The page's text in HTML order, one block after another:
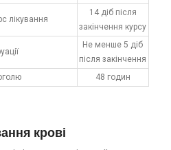
лікування
14 діб після
закінчення курсу
Не менше 5 діб
після закінчення
48 годин
крові